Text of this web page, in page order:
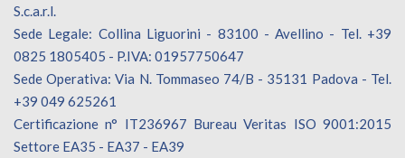
S.c.a.r.l.
Sede Legale: Collina Liguorini - 83100 - Avellino - Tel. +39
0825 1805405 - P.IVA: 01957750647
Sede Operativa: Via N. Tommaseo 74/B - 35131 Padova - Tel.
+39 049 625261
Certificazione n° IT236967 Bureau Veritas ISO 9001:2015
Settore EA35 - EA37 - EA39